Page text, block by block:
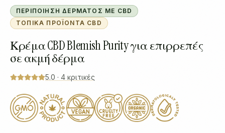
ΠΕΡΙΠΟΊΗΣΗ ΔΈΡΜΑΤΟΣ ΜΕ CBD
ΤΟΠΙΚΆ ΠΡΟΪΌΝΤΑ CBD
Κρέμα CBD Blemish Purity για επιρρεπές
σε ακμή δέρμα
5.0 · 4 κριτικές